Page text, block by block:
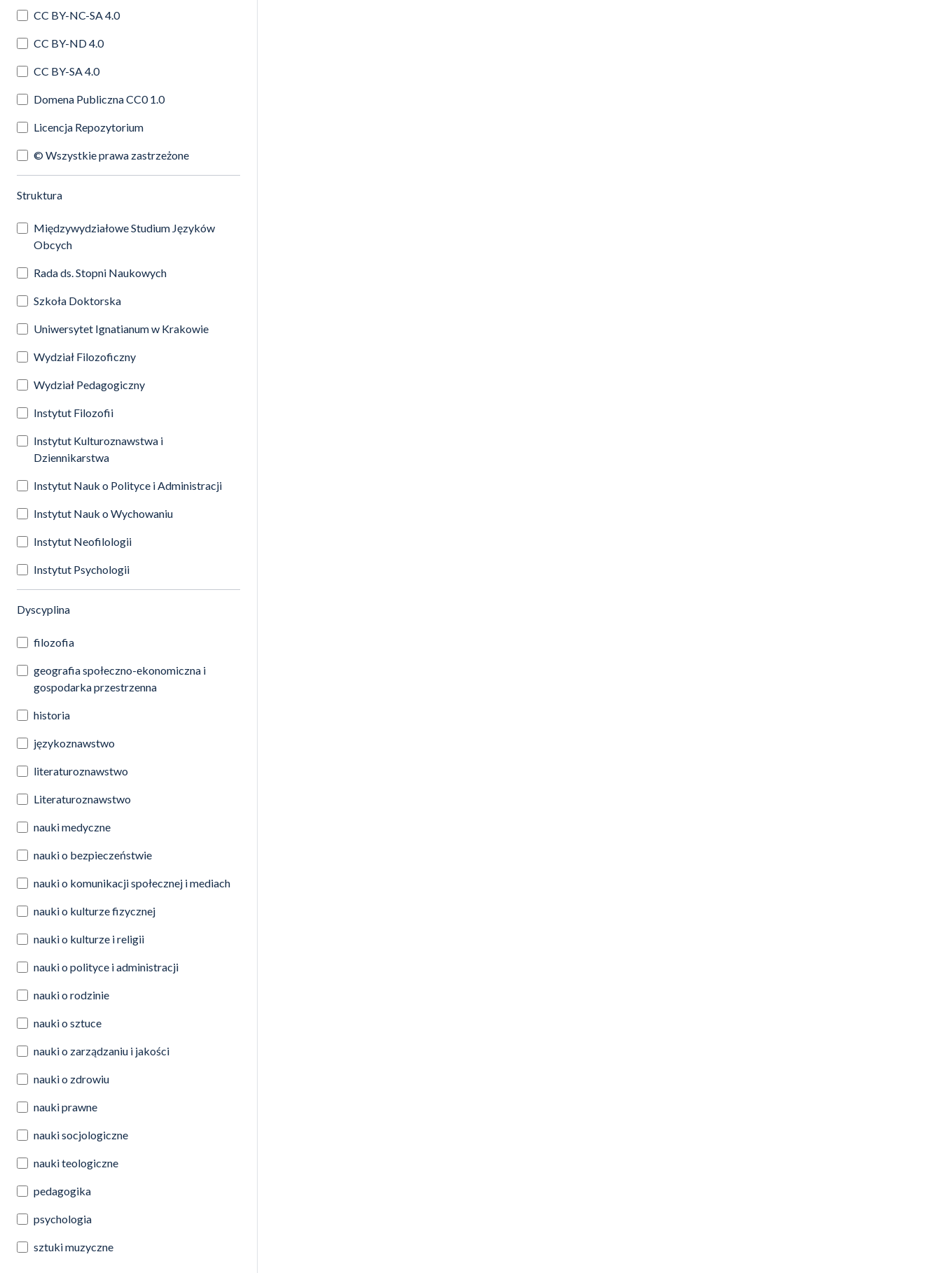
CC BY-NC-SA 4.0
CC BY-ND 4.0
CC BY-SA 4.0
Domena Publiczna CC0 1.0
Licencja Repozytorium
© Wszystkie prawa zastrzeżone
Struktura(automatyczne przeładowanie treści)
Międzywydziałowe Studium Języków
Obcych
Rada ds. Stopni Naukowych
Szkoła Doktorska
Uniwersytet Ignatianum w Krakowie
Wydział Filozoficzny
Wydział Pedagogiczny
Instytut Filozofii
Instytut Kulturoznawstwa i
Dziennikarstwa
Instytut Nauk o Polityce i Administracji
Instytut Nauk o Wychowaniu
Instytut Neofilologii
Instytut Psychologii
Dyscyplina(automatyczne przeładowanie treści)
filozofia
geografia społeczno-ekonomiczna i
gospodarka przestrzenna
historia
językoznawstwo
literaturoznawstwo
Literaturoznawstwo
nauki medyczne
nauki o bezpieczeństwie
nauki o komunikacji społecznej i mediach
nauki o kulturze fizycznej
nauki o kulturze i religii
nauki o polityce i administracji
nauki o rodzinie
nauki o sztuce
nauki o zarządzaniu i jakości
nauki o zdrowiu
nauki prawne
nauki socjologiczne
nauki teologiczne
pedagogika
psychologia
sztuki muzyczne